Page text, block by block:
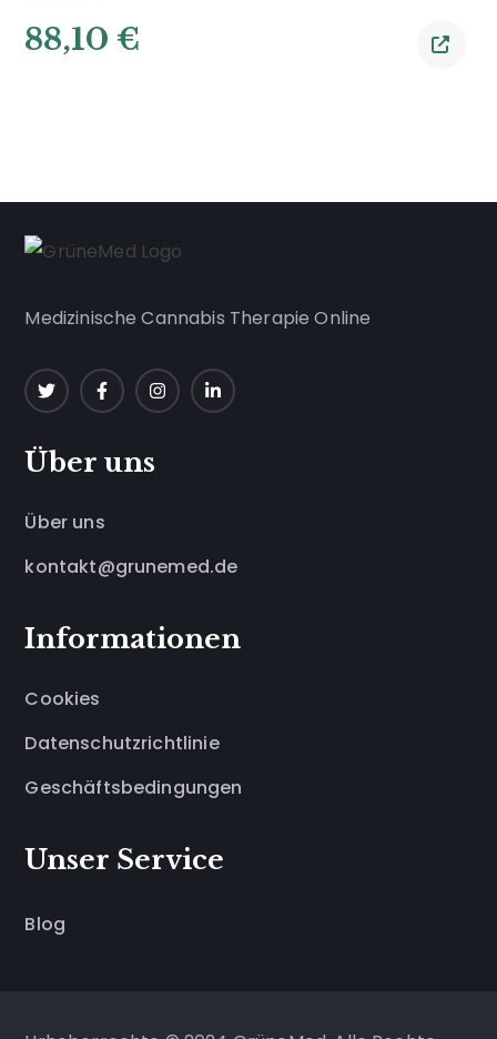
88,10 €
Medizinische Cannabis Therapie Online
Über uns
Über uns
kontakt@grunemed.de
Informationen
Cookies
Datenschutzrichtlinie
Geschäftsbedingungen
Unser Service
Blog